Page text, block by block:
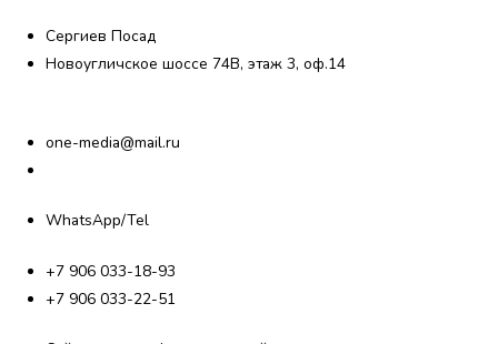
Сергиев Посад
Новоугличское шоссе 74В, этаж 3, оф.14
one-media@mail.ru
WhatsApp/Tel
+7 906 033-18-93
+7 906 033-22-51